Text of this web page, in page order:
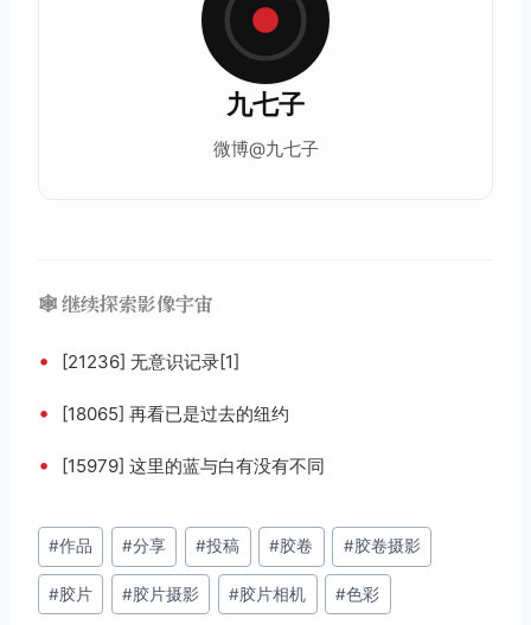
九七子
微博@九七子
🕸️ 继续探索影像宇宙
• [21236] 无意识记录[1]
• [18065] 再看已是过去的纽约
• [15979] 这里的蓝与白有没有不同
文
章
标
#作品 #分享 #投稿 #胶卷 #胶卷摄影
#胶片 #胶片摄影 #胶片相机 #色彩